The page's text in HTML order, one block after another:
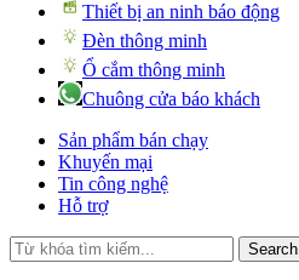
Thiết bị an ninh báo động
Đèn thông minh
Ổ cắm thông minh
Chuông cửa báo khách
Sản phẩm bán chạy
Khuyến mại
Tin công nghệ
Hỗ trợ
Search